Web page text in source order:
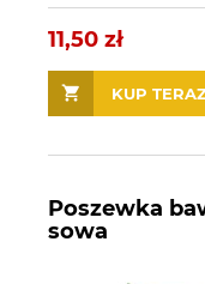
11,50 zł
KUP
Poszewka
sowa